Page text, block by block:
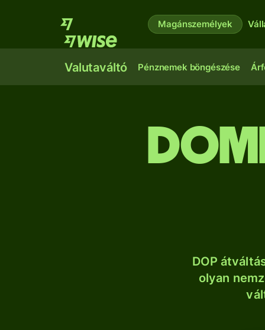
Magánszemélyek
Valutaváltó Pénznemek böngészése
DOP
olyan